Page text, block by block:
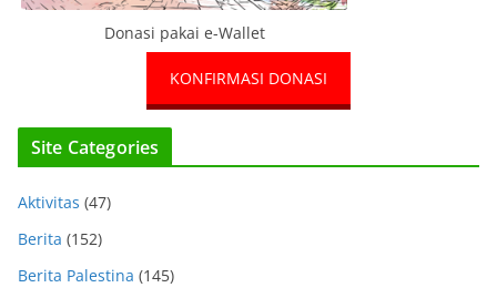
Donasi pakai e-Wallet
KONFIRMASI DONASI
Site Categories
Aktivitas (47)
Berita (152)
Berita Palestina (145)